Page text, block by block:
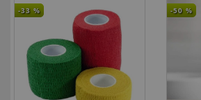
-33 % -50 %